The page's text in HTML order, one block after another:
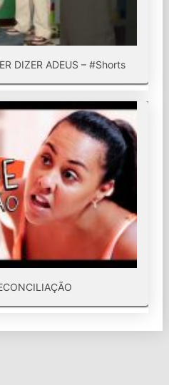
DIZER ADEUS – #Shorts